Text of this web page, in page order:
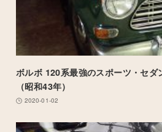
ボルボ 120系最強のスポーツ・セ
（昭和43年）
2020-01-02